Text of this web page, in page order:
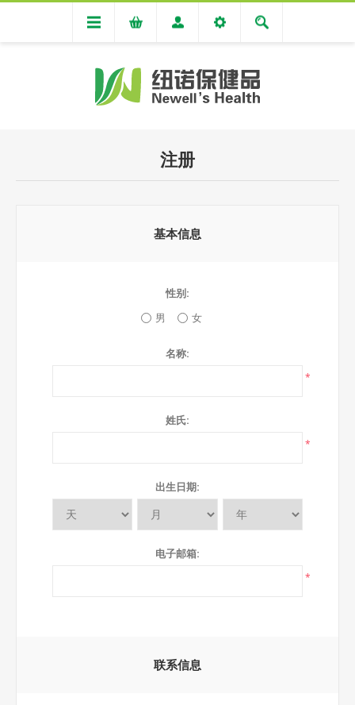
注册
基本信息
性别:
男
女
名称:
*
姓氏:
*
出生日期:
电子邮箱:
*
联系信息